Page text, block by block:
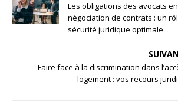
Les obligations des avocats
négociation de contrats : un
sécurité juridique optimale
Faire face à la discrimination dans
logement : vos recours